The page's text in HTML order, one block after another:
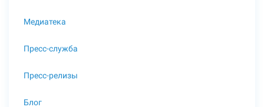
Медиатека
Пресс-служба
Пресс-релизы
Блог